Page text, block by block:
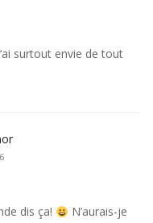
surtout envie de tout
dis ça!
N’aurais-je